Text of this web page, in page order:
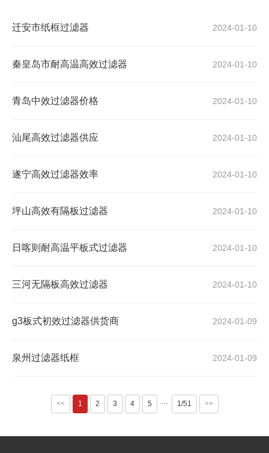
2024-01-10
迁安市纸框过滤器
2024-01-10
秦皇岛市耐高温高效过滤器
2024-01-10
青岛中效过滤器价格
2024-01-10
汕尾高效过滤器供应
2024-01-10
遂宁高效过滤器效率
2024-01-10
坪山高效有隔板过滤器
2024-01-10
日喀则耐高温平板式过滤器
2024-01-10
三河无隔板高效过滤器
2024-01-09
g3板式初效过滤器供货商
2024-01-09
泉州过滤器纸框
<< 1 2 3 4 5 ··· 1/51 >>